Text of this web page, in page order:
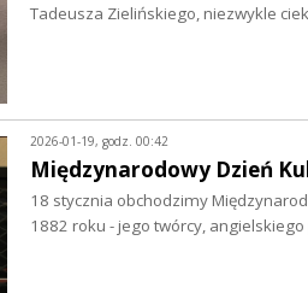
Tadeusza Zielińskiego, niezwykle
2026-01-19, godz. 00:42
Międzynarodowy Dzień
18 stycznia obchodzimy
1882 roku - jego twórcy,